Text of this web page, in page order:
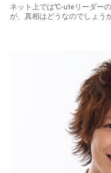
ネット上では℃-uteリーダー
が、真相はどうなのでしょう